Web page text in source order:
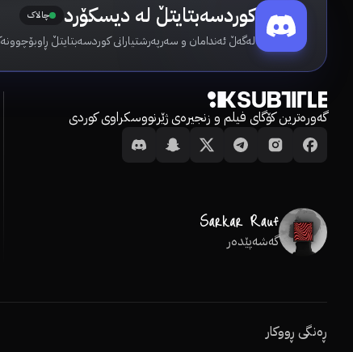
کوردسەبتایتڵ لە دیسکۆرد چالاک
لەگەڵ ئەندامان و سەرپەرشتیارانی کوردسەبتایتڵ
گەورەترین کۆگای فیلم و زنجیرەی ژێرنووسکراوی کوردی
گەشەپێدەر
ڕەنگی ڕووکار